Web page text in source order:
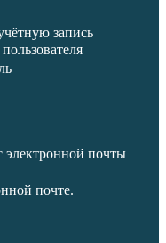
запись
электронной почты
почте.